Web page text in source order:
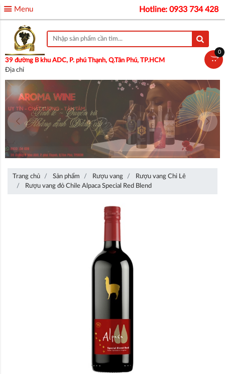
Menu Hotline: 0933 734 428
39 đường B khu ADC, P. phú Thạnh, Q.Tân Phú, TP.HCM
Địa chỉ
Trang chủ Sản phẩm Rượu vang
Rượu vang Chi Lê
Rượu vang đỏ Chile Alpaca Special Red Blend
0